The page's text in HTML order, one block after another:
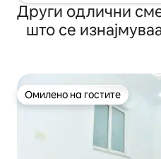
Други одлични
што се
Омилено на гостите
Омилено на гостите